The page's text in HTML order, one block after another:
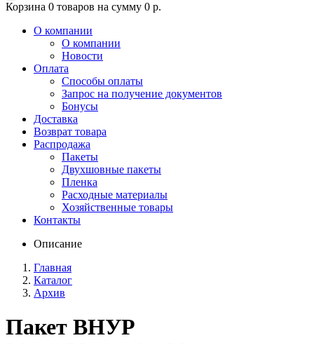
Корзина 0 товаров на сумму 0 р.
О компании
О компании
Новости
Оплата
Способы оплаты
Запрос на получение документов
Бонусы
Доставка
Возврат товара
Распродажа
Пакеты
Двухшовные пакеты
Пленка
Расходные материалы
Хозяйственные товары
Контакты
Описание
Главная
Каталог
Архив
Пакет ВНУР